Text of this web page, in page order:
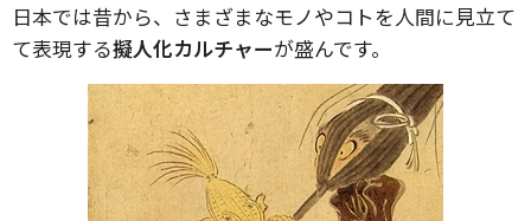
日本では昔から、さまざまなモノやコトを人間に見立て
て表現する擬人化カルチャーが盛んです。